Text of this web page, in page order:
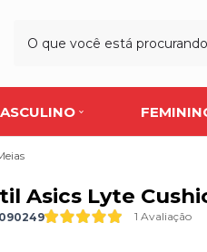
Asics Lyte
1 Avaliação